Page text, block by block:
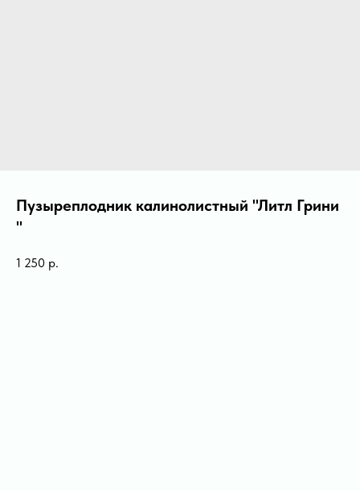
Пузыреплодник калинолистный ''Литл Грини
"
1 250 р.